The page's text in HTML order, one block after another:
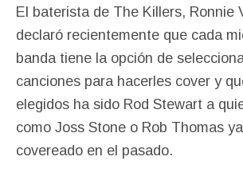
El baterista de The Killers, Ronnie
declaró recientemente que cada
banda tiene la opción de
canciones para hacerles cover y
elegidos ha sido Rod Stewart a
como Joss Stone o Rob Thomas
covereado en el pasado.